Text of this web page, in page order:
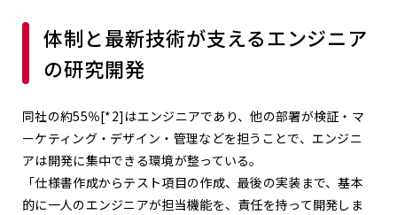
体制と最新技術が支えるエンジニア
の研究開発
同社の約55％[*2] はエンジニアであり、他の部署が検証・マ
ーケティング・デザイン・管理などを担うことで、エンジニ
アは開発に集中できる環境が整っている。
「仕様書作成からテスト項目の作成、最後の実装まで、基本
的に一人のエンジニアが担当機能を、責任を持って開発しま